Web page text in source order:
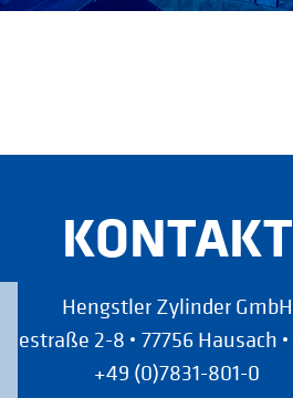
KONTAKT
Hengstler Zylinder GmbH
2-8
77756 Hausach
+49 (0)7831-801-0